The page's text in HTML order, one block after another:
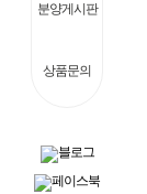
분양게시판
상품문의